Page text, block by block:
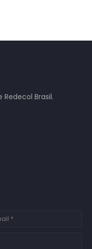
Brasil.